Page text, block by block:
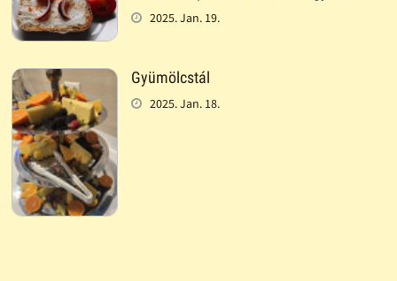
2025. Jan. 19.
Gyümölcstál
2025. Jan. 18.